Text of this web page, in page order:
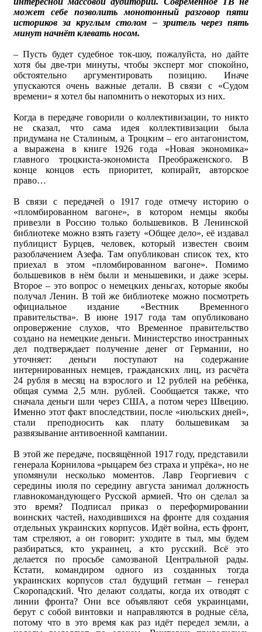
может себе позволить монотонный разговор пяти
историков за круглым столом – зритель через пять
минут начнёт клевать носом.
– Пусть будет судебное ток-шоу, пожалуйста, но дайте
хотя бы две-три минуты, чтобы эксперт мог спокойно,
обстоятельно аргументировать позицию. Иначе
упускаются очень важные детали. В связи с «Судом
времени» я хотел бы напомнить о некоторых из них.
Когда в передаче говорили о коллективизации, то никто
не сказал, что сама идея коллективизации была
придумана не Сталиным, а Троцким – его антагонистом,
а выражена в книге 1926 года «Новая экономика»
главного троцкиста-экономиста Преображенского. В
конце концов есть приоритет, копирайт, авторское
право…
В связи с передачей о 1917 годе отмечу историю о
«пломбированном вагоне», в котором немцы якобы
привезли в Россию только большевиков. В Ленинской
библиотеке можно взять газету «Общее дело», её издавал
публицист Бурцев, человек, который известен своим
разоблачением Азефа. Там опубликован список тех, кто
приехал в этом «пломбированном вагоне». Помимо
большевиков в нём были и меньшевики, и даже эсеры.
Второе – это вопрос о немецких деньгах, которые якобы
получал Ленин. В той же библиотеке можно посмотреть
официальное издание «Вестник Временного
правительства». В июне 1917 года там опубликовано
опровержение слухов, что Временное правительство
создано на немецкие деньги. Министерство иностранных
дел подтверждает получение денег от Германии, но
уточняет: деньги поступают на содержание
интернированных немцев, гражданских лиц, из расчёта
24 рубля в месяц на взрослого и 12 рублей на ребёнка,
общая сумма 2,5 млн. рублей. Сообщается также, что
сначала деньги шли через США, а потом через Швецию.
Именно этот факт впоследствии, после «июльских дней»,
стали преподносить как плату большевикам за
развязывание антивоенной кампании.
В этой же передаче, посвящённой 1917 году, представили
генерала Корнилова «рыцарем без страха и упрёка», но не
упомянули несколько моментов. Лавр Георгиевич с
середины июля по середину августа занимал должность
главнокомандующего Русской армией. Что он сделал за
это время? Подписал приказ о переформировании
воинских частей, находившихся на фронте для создания
отдельных украинских корпусов. Идёт война, есть фронт,
там стреляют, а он говорит: уходите в тыл, мы будем
разбираться, кто украинец, а кто русский. Всё это
делается по просьбе самозваной Центральной рады.
Кстати, командиром одного из созданных тогда
украинских корпусов стал будущий гетман – генерал
Скоропадский. Что делают солдаты, когда их отводят с
линии фронта? Они все объявляют себя украинцами,
берут с собой винтовки и направляются в родные сёла,
потому что в это время как раз идёт передел земли, а